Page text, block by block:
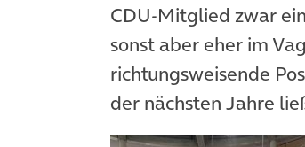
CDU-Mitglied zwar
sonst aber eher im
richtungsweisende
der nächsten Jahre